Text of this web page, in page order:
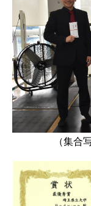
（集合写